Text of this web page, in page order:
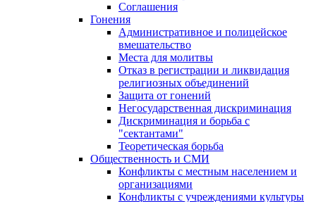
Соглашения
Гонения
Административное и полицейское
вмешательство
Места для молитвы
Отказ в регистрации и ликвидация
религиозных объединений
Защита от гонений
Негосударственная дискриминация
Дискриминация и борьба с
"сектантами"
Теоретическая борьба
Общественность и СМИ
Конфликты с местным населением и
организациями
Конфликты с учреждениями культуры